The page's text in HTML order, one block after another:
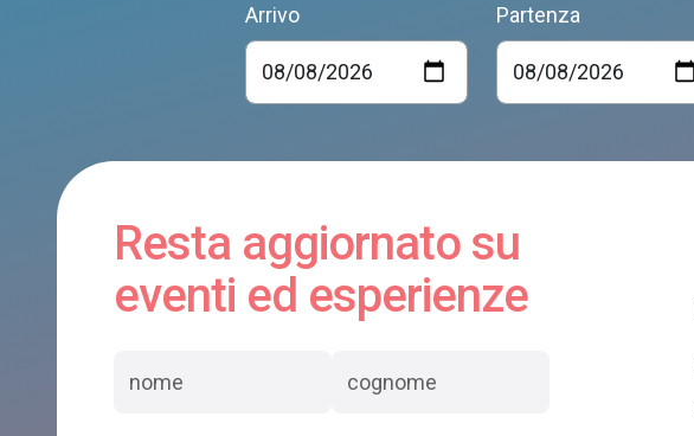
Arrivo Partenza
Resta aggiornato su
eventi ed esperienze